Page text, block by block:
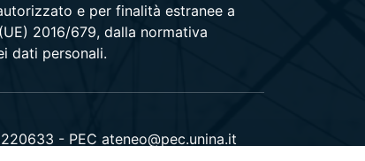
e per finalità estranee a
2016/679, dalla normativa
dati personali.
- PEC ateneo@pec.unina.it